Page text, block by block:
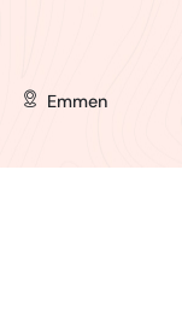
Emmen